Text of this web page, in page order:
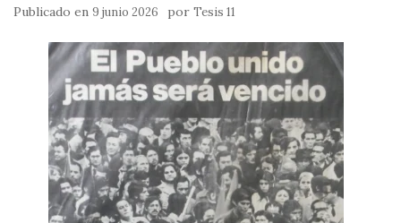
Publicado en 9 junio 2026 por Tesis 11